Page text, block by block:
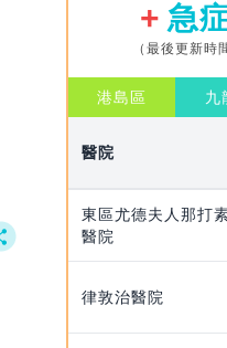
急
（最後更新
港島區 九
醫院
東區尤德夫人那打
醫院
律敦治醫院